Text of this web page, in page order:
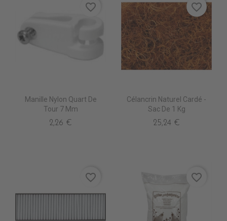
Manille Nylon Quart De
Tour 7 Mm
2,26 €
favorite_border
Célancrin Naturel Cardé -
Sac De 1 Kg
25,24 €
favorite_border
favorite_border favorite_border